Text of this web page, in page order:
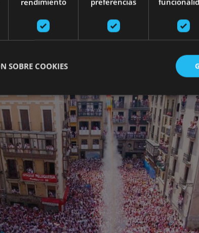
y, cada noche, espectacularesfuegos
en un escenario único donde
la fiesta se
sin descanso.
SOBRE COOKIES
necesarias Cookies de rendimiento Cookies de preferencias
Cookies no clasificadas
necesarias permiten la funcionalidad principal del sitio web, como el
web no se puede utilizar correctamente sin las cookies estrictamente
Proveedor
Dominio
Vencimiento Descripción
CookieScript
www.visitnavarra.es
1 mes
El servicio Cookie-Script.com
las preferencias de
Es necesario que el banner de
funcione correctamente.
Oracle
Sesión
Cookie de sesión de